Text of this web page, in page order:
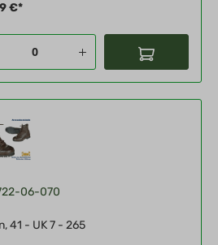
€*
06-070
41 - UK 7 - 265